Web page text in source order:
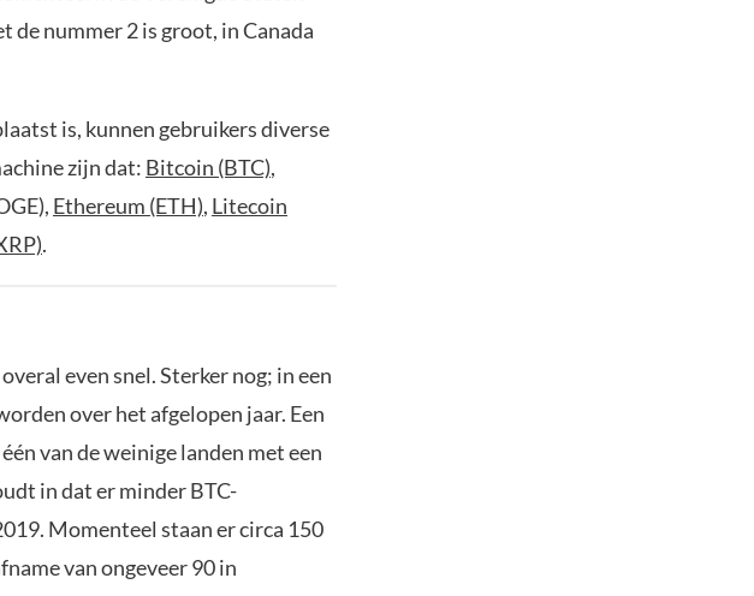
de nummer 2 is groot, in Canada
is, kunnen gebruikers diverse
zijn dat: Bitcoin (BTC),
Ethereum (ETH), Litecoin
.
even snel. Sterker nog; in een
over het afgelopen jaar. Een
van de weinige landen met een
in dat er minder BTC-
Momenteel staan er circa 150
van ongeveer 90 in